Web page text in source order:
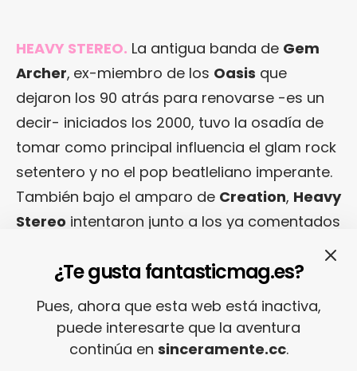
HEAVY STEREO. La antigua banda de Gem
Archer, ex-miembro de los Oasis que
dejaron los 90 atrás para renovarse -es un
decir- iniciados los 2000, tuvo la osadía de
tomar como principal influencia el glam rock
setentero y no el pop beatleliano imperante.
También bajo el amparo de Creation, Heavy
Stereo intentaron junto a los ya comentados
con latigazos rockeros de aroma clásico.
Pero buena parte de la muchachada
británica no estaba por la labor. De ahí que
facturaran un único álbum,“Déjà Voodoo”
¿Te gusta fantasticmag.es?
Pues, ahora que esta web está inactiva,
puede interesarte que la aventura
continúa en sinceramente.cc.